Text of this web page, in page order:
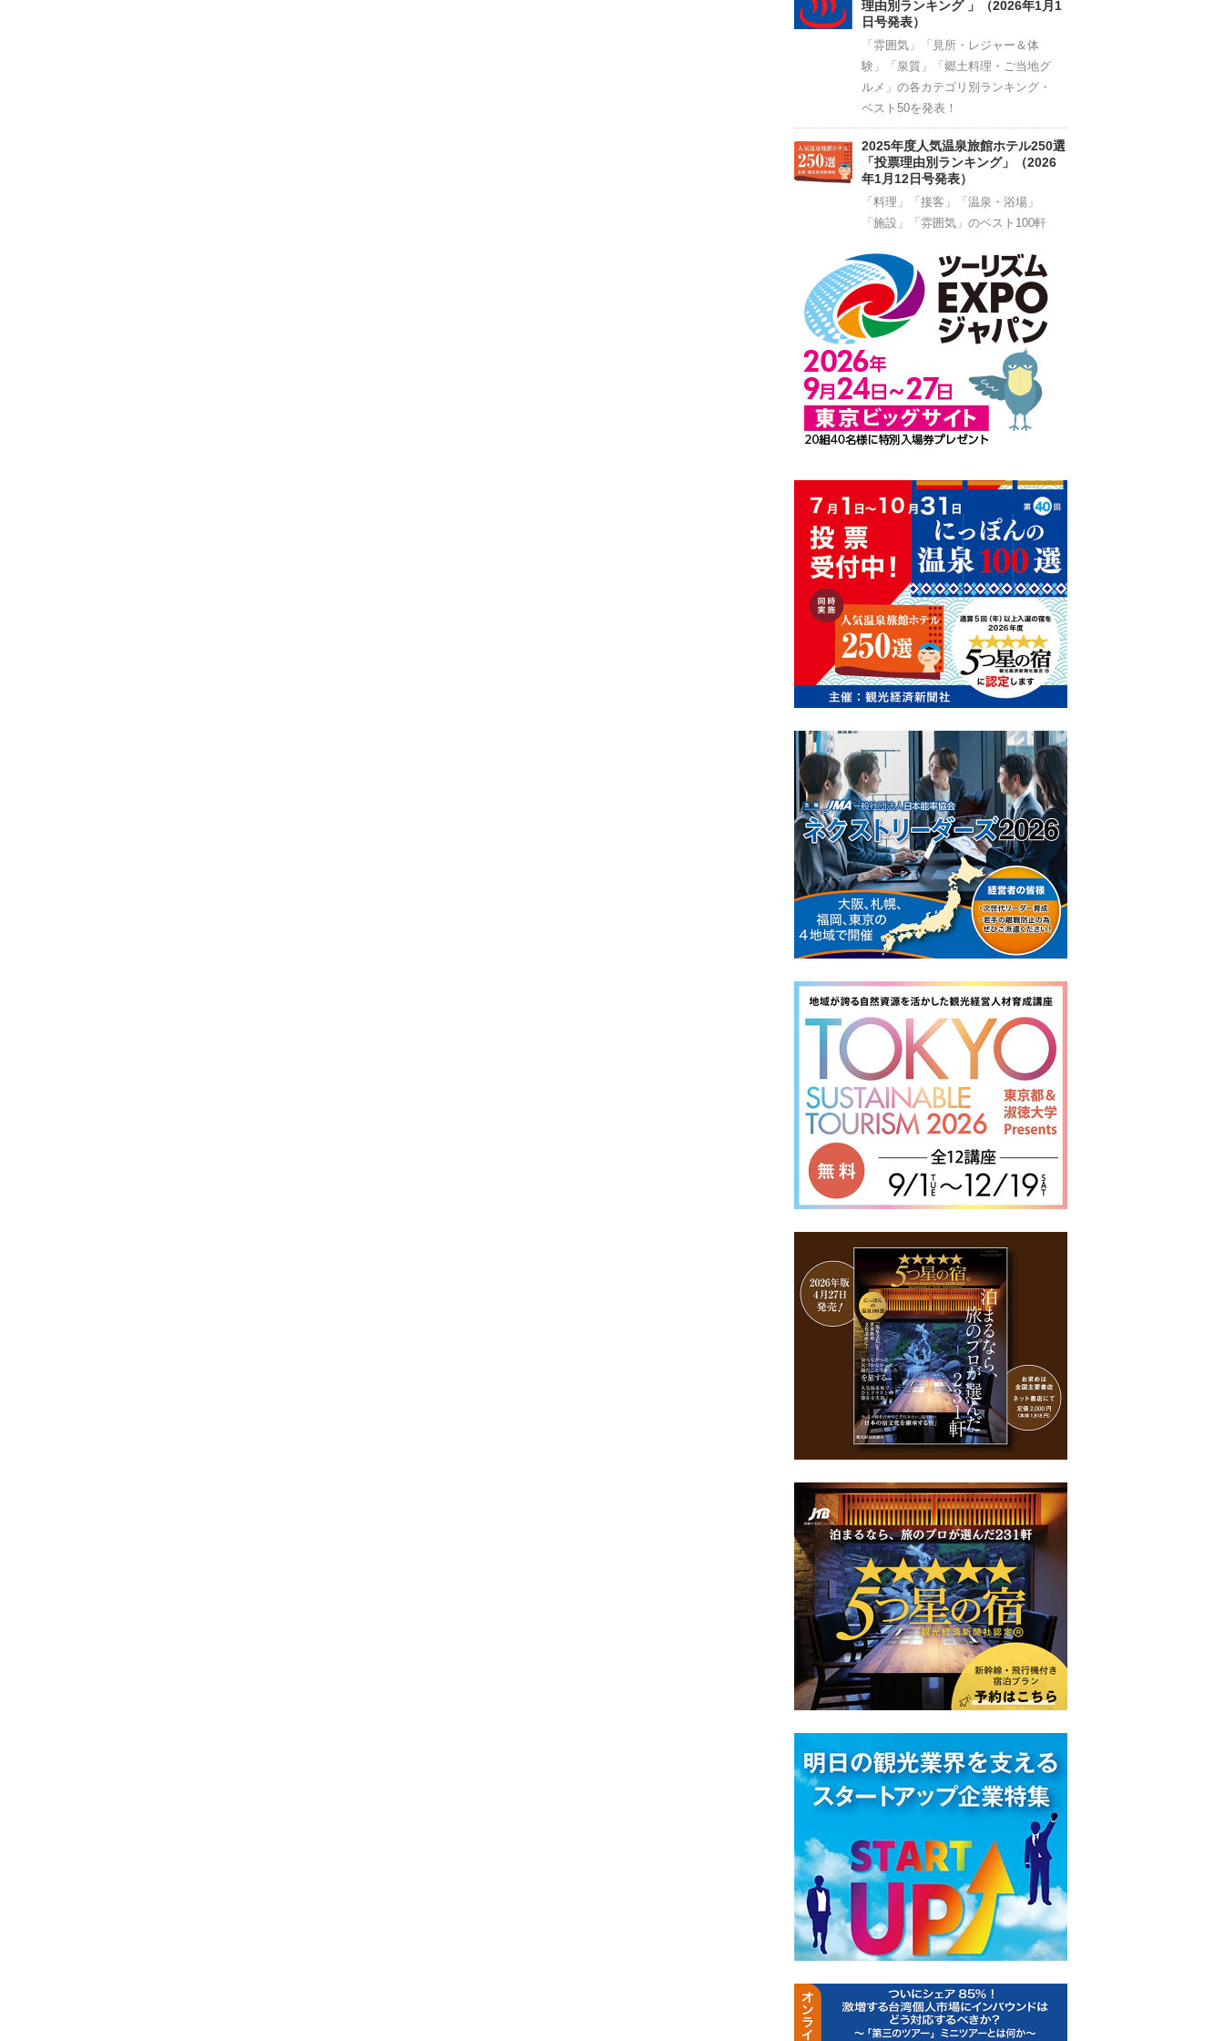
理由別ランキング 」（2026年1月1
日号発表）
「雰囲気」「見所・レジャー＆体
験」「泉質」「郷土料理・ご当地グ
ルメ」の各カテゴリ別ランキング・
ベスト50を発表！
2025年度人気温泉旅館ホテル250選
「投票理由別ランキング」（2026
年1月12日号発表）
「料理」「接客」「温泉・浴場」
「施設」「雰囲気」のベスト100軒